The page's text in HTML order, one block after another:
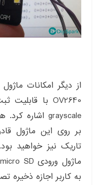
از دیگر امکانات ماژول
بر روی این ماژول
تاریک نیز خواهید
به کاربر اجازه ذخیره